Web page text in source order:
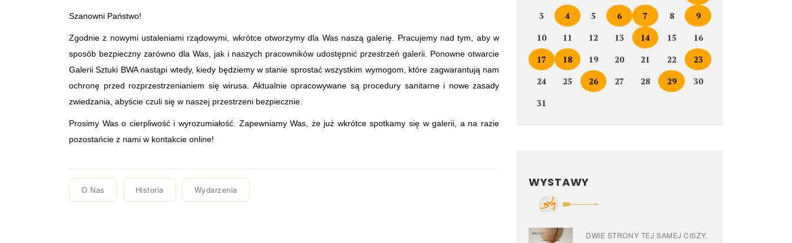
Szanowni Państwo!
Zgodnie z nowymi ustaleniami rządowymi, wkrótce otworzymy dla Was naszą galerię. Pracujemy nad tym, aby w
sposób bezpieczny zarówno dla Was, jak i naszych pracowników udostępnić przestrzeń galerii. Ponowne otwarcie
Galerii Sztuki BWA nastąpi wtedy, kiedy będziemy w stanie sprostać wszystkim wymogom, które zagwarantują nam
ochronę przed rozprzestrzenianiem się wirusa. Aktualnie opracowywane są procedury sanitarne i nowe zasady
zwiedzania, abyście czuli się w naszej przestrzeni bezpiecznie.
Prosimy Was o cierpliwość i wyrozumiałość. Zapewniamy Was, że już wkrótce spotkamy się w galerii, a na razie
pozostańcie z nami w kontakcie online!
O Nas Historia Wydarzenia
3
4 5 6 7 8
9
10
11 12 13 14 15
16
17
18 19 20 21 22
23
24
25 26 27 28 29
30
31
WYSTAWY
DWIE STRONY TEJ SAMEJ CISZY.